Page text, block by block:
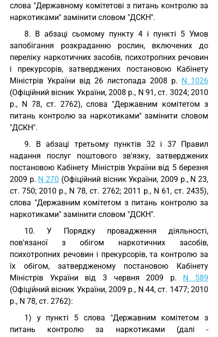
слова "Державному комітетові з питань контролю за
наркотиками" замінити словом "ДСКН".
8. В абзаці сьомому пункту 4 і пункті 5 Умов
запобігання розкраданню рослин, включених до
переліку наркотичних засобів, психотропних речовин
і прекурсорів, затверджених постановою Кабінету
Міністрів України від 26 листопада 2008 р. N 1026
(Офіційний вісник України, 2008 р., N 91, ст. 3024; 2010
р., N 78, ст. 2762), слова "Державним комітетом з
питань контролю за наркотиками" замінити словом
"ДСКН".
9. В абзаці третьому пунктів 32 і 37 Правил
надання послуг поштового зв'язку, затверджених
постановою Кабінету Міністрів України від 5 березня
2009 р. N 270 (Офіційний вісник України, 2009 р., N 23,
ст. 750; 2010 р., N 78, ст. 2762; 2011 р., N 61, ст. 2435),
слова "Державним комітетом з питань контролю за
наркотиками" замінити словом "ДСКН".
10. У Порядку провадження діяльності,
пов'язаної з обігом наркотичних засобів,
психотропних речовин і прекурсорів, та контролю за
їх обігом, затвердженому постановою Кабінету
Міністрів України від 3 червня 2009 р. N 589
(Офіційний вісник України, 2009 р., N 44, ст. 1477; 2010
р., N 78, ст. 2762):
1) у пункті 5 слова "Державним комітетом з
питань контролю за наркотиками (далі -